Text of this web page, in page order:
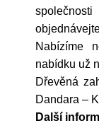
Nabízíme
nabídku už
Dřevěná
Dandara –
Další